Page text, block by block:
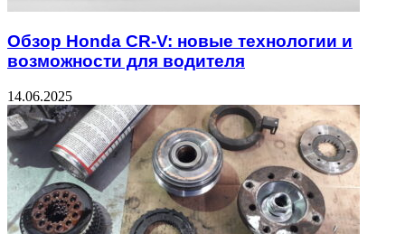
Обзор Honda CR-V: новые технологии и
возможности для водителя
14.06.2025